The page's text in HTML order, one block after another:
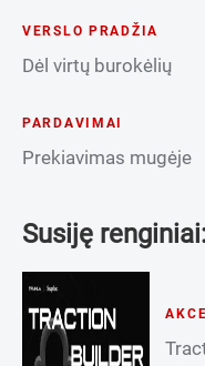
VERSLO PRADŽIA
Dėl virtų burokėlių
PARDAVIMAI
Prekiavimas mugėje
Susiję